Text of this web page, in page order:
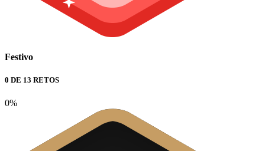
Festivo
0 DE 13 RETOS
0%